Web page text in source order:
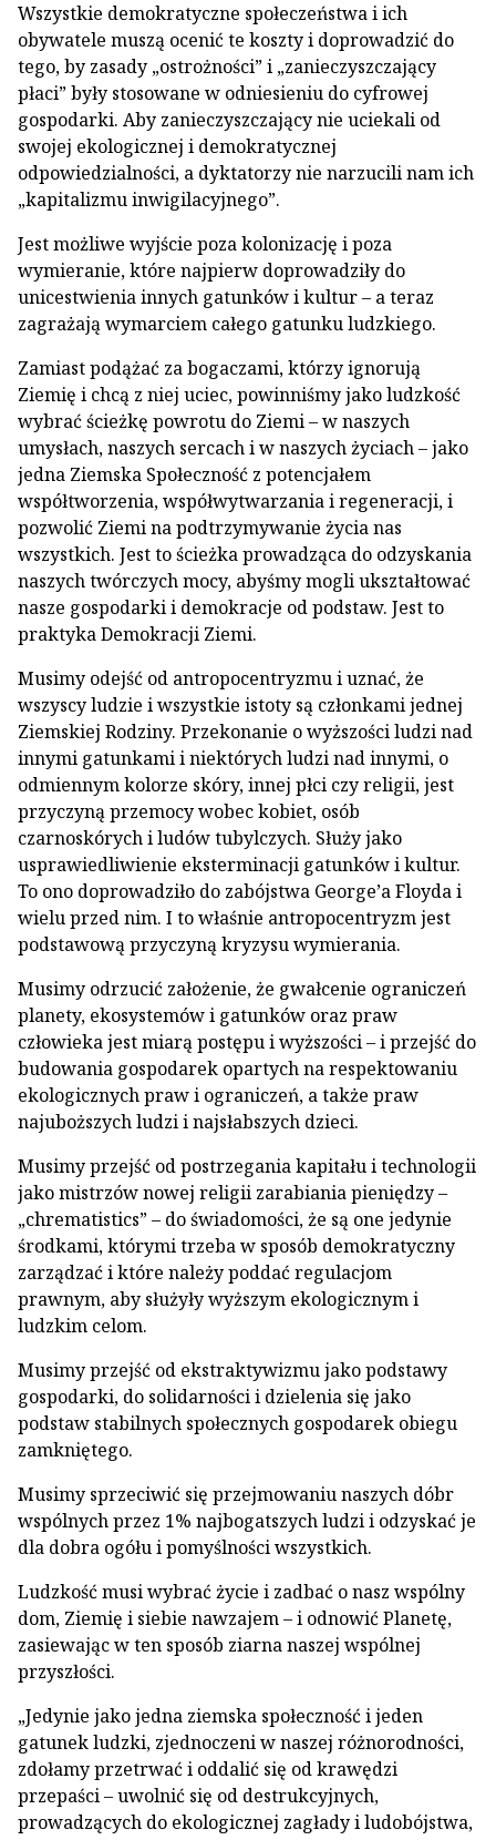
Wszystkie demokratyczne społeczeństwa i ich
obywatele muszą ocenić te koszty i doprowadzić do
tego, by zasady „ostrożności” i „zanieczyszczający
płaci” były stosowane w odniesieniu do cyfrowej
gospodarki. Aby zanieczyszczający nie uciekali od
swojej ekologicznej i demokratycznej
odpowiedzialności, a dyktatorzy nie narzucili nam ich
„kapitalizmu inwigilacyjnego”.
Jest możliwe wyjście poza kolonizację i poza
wymieranie, które najpierw doprowadziły do
unicestwienia innych gatunków i kultur – a teraz
zagrażają wymarciem całego gatunku ludzkiego.
Zamiast podążać za bogaczami, którzy ignorują
Ziemię i chcą z niej uciec, powinniśmy jako ludzkość
wybrać ścieżkę powrotu do Ziemi – w naszych
umysłach, naszych sercach i w naszych życiach – jako
jedna Ziemska Społeczność z potencjałem
współtworzenia, współwytwarzania i regeneracji, i
pozwolić Ziemi na podtrzymywanie życia nas
wszystkich. Jest to ścieżka prowadząca do odzyskania
naszych twórczych mocy, abyśmy mogli ukształtować
nasze gospodarki i demokracje od podstaw. Jest to
praktyka Demokracji Ziemi.
Musimy odejść od antropocentryzmu i uznać, że
wszyscy ludzie i wszystkie istoty są członkami jednej
Ziemskiej Rodziny. Przekonanie o wyższości ludzi nad
innymi gatunkami i niektórych ludzi nad innymi, o
odmiennym kolorze skóry, innej płci czy religii, jest
przyczyną przemocy wobec kobiet, osób
czarnoskórych i ludów tubylczych. Służy jako
usprawiedliwienie eksterminacji gatunków i kultur.
To ono doprowadziło do zabójstwa George’a Floyda i
wielu przed nim. I to właśnie antropocentryzm jest
podstawową przyczyną kryzysu wymierania.
Musimy odrzucić założenie, że gwałcenie ograniczeń
planety, ekosystemów i gatunków oraz praw
człowieka jest miarą postępu i wyższości – i przejść do
budowania gospodarek opartych na respektowaniu
ekologicznych praw i ograniczeń, a także praw
najuboższych ludzi i najsłabszych dzieci.
Musimy przejść od postrzegania kapitału i technologii
jako mistrzów nowej religii zarabiania pieniędzy –
„chrematistics” – do świadomości, że są one jedynie
środkami, którymi trzeba w sposób demokratyczny
zarządzać i które należy poddać regulacjom
prawnym, aby służyły wyższym ekologicznym i
ludzkim celom.
Musimy przejść od ekstraktywizmu jako podstawy
gospodarki, do solidarności i dzielenia się jako
podstaw stabilnych społecznych gospodarek obiegu
zamkniętego.
Musimy sprzeciwić się przejmowaniu naszych dóbr
wspólnych przez 1% najbogatszych ludzi i odzyskać je
dla dobra ogółu i pomyślności wszystkich.
Ludzkość musi wybrać życie i zadbać o nasz wspólny
dom, Ziemię i siebie nawzajem – i odnowić Planetę,
zasiewając w ten sposób ziarna naszej wspólnej
przyszłości.
„Jedynie jako jedna ziemska społeczność i jeden
gatunek ludzki, zjednoczeni w naszej różnorodności,
zdołamy przetrwać i oddalić się od krawędzi
przepaści – uwolnić się od destrukcyjnych,
prowadzących do ekologicznej zagłady i ludobójstwa,